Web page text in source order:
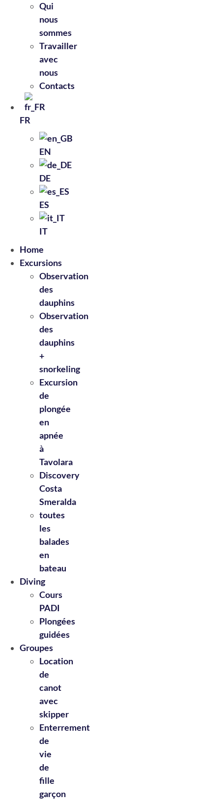
Qui
nous
sommes
Travailler
avec
nous
Contacts
FR
EN
DE
ES
IT
Home
Excursions
Observation
des
dauphins
Observation
des
dauphins
+
snorkeling
Excursion
de
plongée
en
apnée
à
Tavolara
Discovery
Costa
Smeralda
toutes
les
balades
en
bateau
Diving
Cours
PADI
Plongées
guidées
Groupes
Location
de
canot
avec
skipper
Enterrement
de
vie
de
fille
garçon